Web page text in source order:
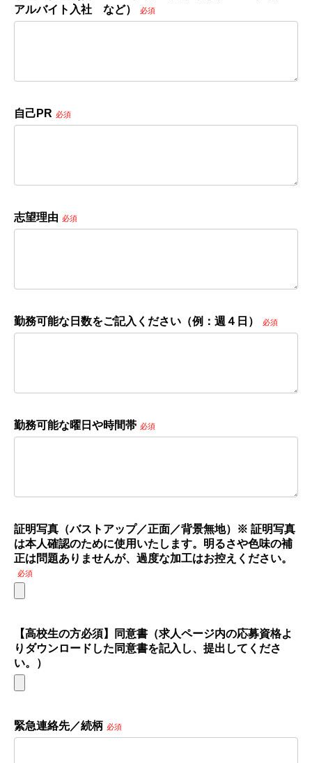
アルバイト入社 など）
必須
自己PR 必須
志望理由 必須
勤務可能な日数をご記入ください（例：週４日） 必須
勤務可能な曜日や時間帯 必須
証明写真（バストアップ／正面／背景無地）※ 証明写真
は本人確認のために使用いたします。明るさや色味の補
正は問題ありませんが、過度な加工はお控えください。
必須
【高校生の方必須】同意書（求人ページ内の応募資格よ
りダウンロードした同意書を記入し、提出してくださ
い。）
緊急連絡先／続柄 必須